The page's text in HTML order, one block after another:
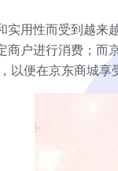
实用性而受到越
商户进行消费；
便在京东商城享